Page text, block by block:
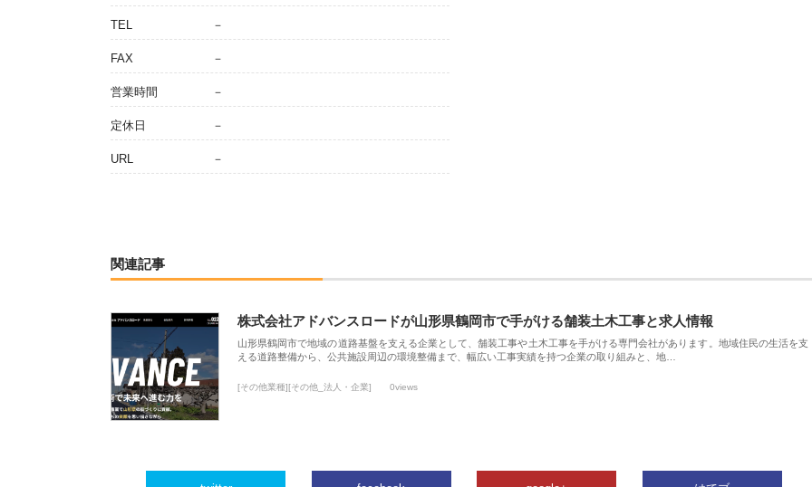
TEL －
FAX －
営業時間 －
定休日 －
URL －
関連記事
株式会社アドバンスロードが山形県鶴岡市で手がける舗装土木工事と求人情報
山形県鶴岡市で地域の道路基盤を支える企業として、舗装工事や土木工事を手がける専門会社があります。地域住民の生活を支
える道路整備から、公共施設周辺の環境整備まで、幅広い工事実績を持つ企業の取り組みと、地…
[その他業種][その他_法人・企業] 0views